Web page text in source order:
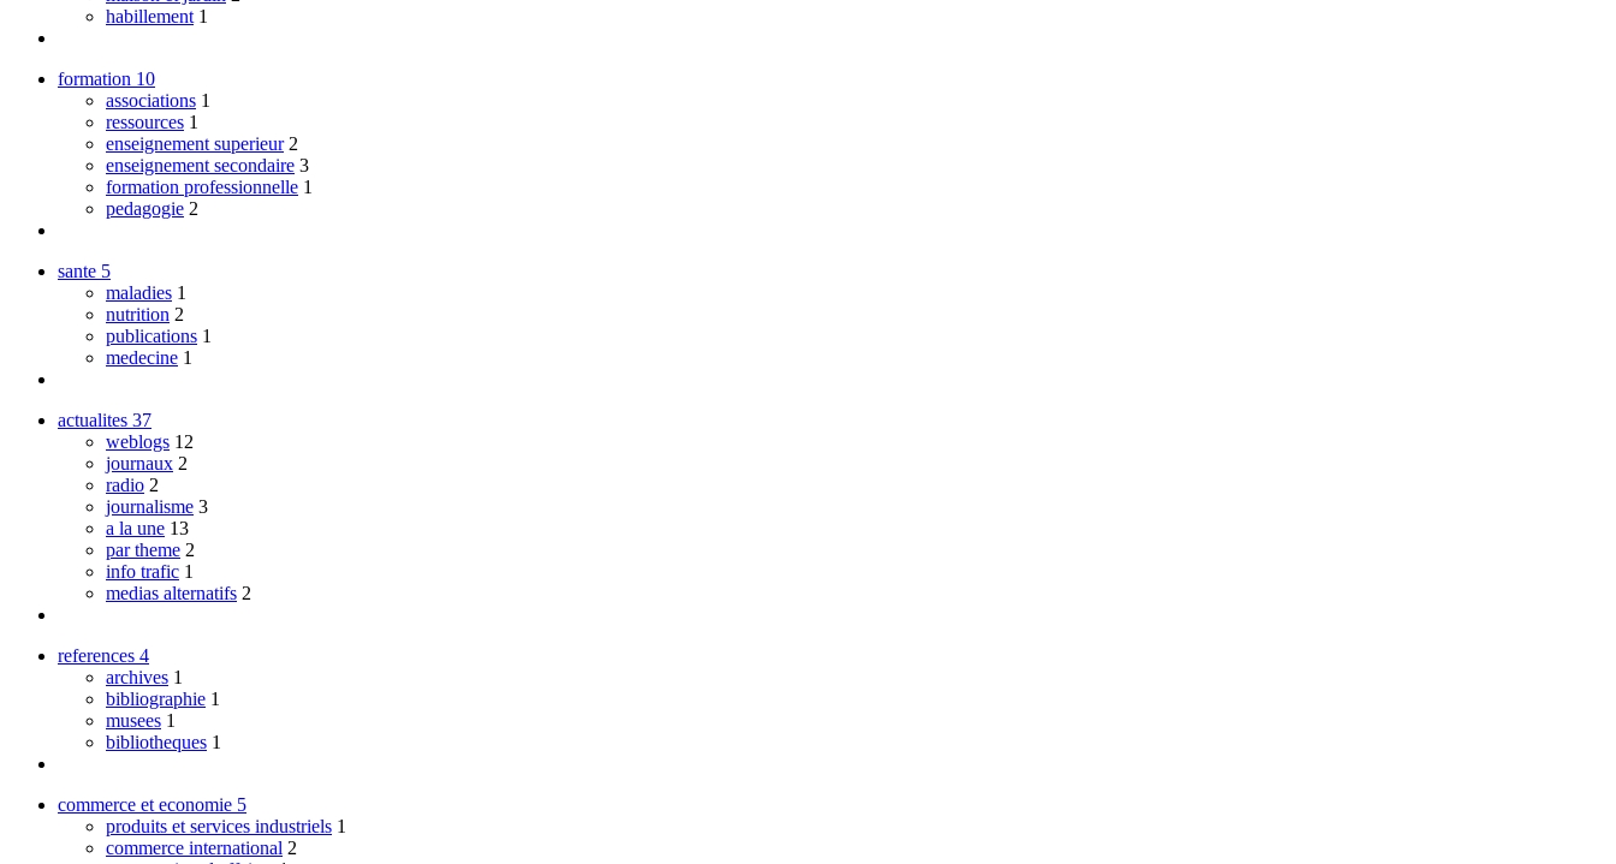
habillement 1
formation 10
associations 1
ressources 1
enseignement superieur 2
enseignement secondaire 3
formation professionnelle 1
pedagogie 2
sante 5
maladies 1
nutrition 2
publications 1
medecine 1
actualites 37
weblogs 12
journaux 2
radio 2
journalisme 3
a la une 13
par theme 2
info trafic 1
medias alternatifs 2
references 4
archives 1
bibliographie 1
musees 1
bibliotheques 1
commerce et economie 5
produits et services industriels 1
commerce international 2